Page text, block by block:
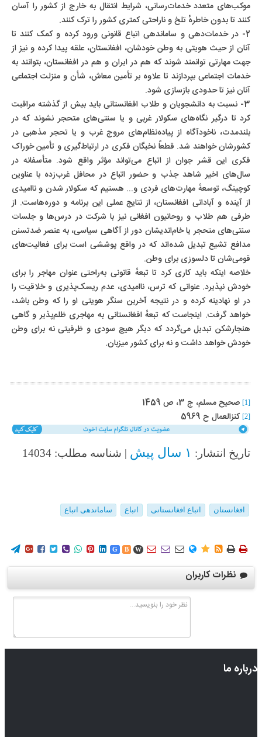
موکب‌های متعدد خدمات‌رسانی، شرایط انتقال به خارج از کشور را آسان
کنند تا بدون خاطرهٔ تلخ و ناراحتی کمتری کشور را ترک کنند.
2- در خدمات‌دهی و ساماندهی اتباع قانونی ورود کرده و کمک کنند تا
آنان از حیث هویتی به وطن خودشان، افغانستان، علقه پیدا کرده و نیز از
جهت مهارتی توانمند شوند که هم در ایران و هم در افغانستان، بتوانند به
خدمات اجتماعی بپردازند تا علاوه بر تأمین معاش، شأن و منزلت اجتماعی
آنان نیز تا حدودی بازسازی شود.
3- نسبت به دانشجویان و طلاب افغانستانی باید بیش از گذشته مراقبت
کرد تا درگیر نگاه‌های سکولار غربی و یا سنتی‌های متحجر نشوند که در
بلندمدت، ناخودآگاه از پیاده‌نظام‌های مروج غرب و یا تحجر مذهبی در
کشورشان خواهند شد. قطعاً نخبگان فکری در ارتباط‌گیری و تأمین خوراک
فکری این قشر جوان از اتباع می‌تواند مؤثر واقع شود. متأسفانه در
سال‌های اخیر شاهد جذب و حضور اتباع در محافل غرب‌زده با عناوین
کوچینگ، توسعهٔ مهارت‌های فردی و... هستیم که سکولار شدن و ناامیدی
از آینده و آبادانی افغانستان، از نتایج عملی این برنامه و دوره‌هاست. از
طرفی هم طلاب و روحانیون افغانی نیز با شرکت در درس‌ها و جلسات
سنتی‌های متحجر یا خام‌اندیشان دور از آگاهی سیاسی، به عنصر ضدتسنن
مدافع تشیع تبدیل شده‌اند که در واقع پوششی است برای فعالیت‌های
قومی‌شان تا دلسوزی برای وطن.
خلاصه اینکه باید کاری کرد تا تبعهٔ قانونی به‌راحتی عنوان مهاجر را برای
خودش نپذیرد. عنوانی که ترس، ناامیدی، عدم ریسک‌پذیری و خلاقیت را
در او نهادینه کرده و در نتیجه آخرین سنگر هویتی او را که وطن باشد،
خواهد گرفت. اینجاست که تبعهٔ افغانستانی به مهاجری ظلم‌پذیر و گاهی
هنجارشکن تبدیل می‌گردد که دیگر هیچ سودی و ظرفیتی نه برای وطن
خودش خواهد داشت و نه برای کشور میزبان.
[1] صحیح مسلم، ج 3، ص 1459
[2] کنزالعمال ح 5969
تاریخ انتشار: ۱ سال پیش | شناسه مطلب: 14034
افغانستان اتباع افغانستانی اتباع ساماندهی اتباع
        G B W        
نظرات کاربران
درباره ما